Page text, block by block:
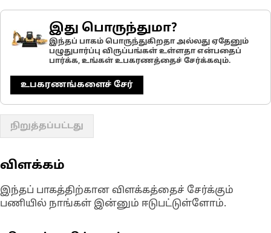
இது பொருந்துமா?
இந்தப் பாகம் பொருந்துகிறதா அல்லது ஏதேனும்
பழுதுபார்ப்பு விருப்பங்கள் உள்ளதா என்பதைப்
பார்க்க, உங்கள் உபகரணத்தைச் சேர்க்கவும்.
உபகரணங்களைச் சேர்
நிறுத்தப்பட்டது
விளக்கம்
இந்தப் பாகத்திற்கான விளக்கத்தைச் சேர்க்கும்
பணியில் நாங்கள் இன்னும் ஈடுபட்டுள்ளோம்.